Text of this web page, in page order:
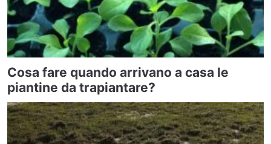
Cosa fare quando arrivano a casa le
piantine da trapiantare?